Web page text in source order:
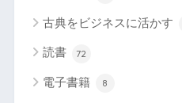
古典をビジネスに活かす
読書 72
電子書籍 8